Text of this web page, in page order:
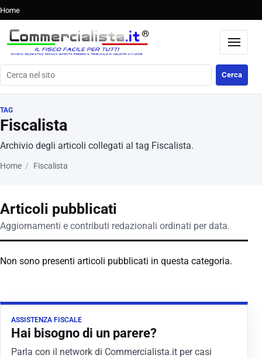
Home
Cerca nel sito Cerca
TAG
Fiscalista
Archivio degli articoli collegati al tag Fiscalista.
Home Fiscalista
Articoli pubblicati
Aggiornamenti e contributi redazionali ordinati per data.
Non sono presenti articoli pubblicati in questa categoria.
ASSISTENZA FISCALE
Hai bisogno di un parere?
Parla con il network di Commercialista.it per casi